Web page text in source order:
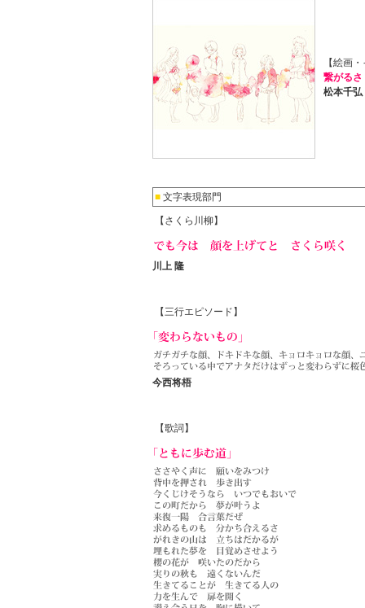
【絵画
繋がるさ
松本千弘
■ 文字表現部門
【さくら川柳】
川上 隆
【三行エピソード】
今西将梧
【歌詞】